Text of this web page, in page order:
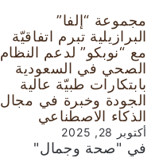
مجموعة “إلفا”
البرازيلية تبرم اتفاقيّة
مع “نوبكو” لدعم النظام
الصحي في السعودية
بابتكارات طبيّة عالية
الجودة وخبرة في مجال
الذكاء الاصطناعي
أكتوبر 28, 2025
في "صحة وجمال"